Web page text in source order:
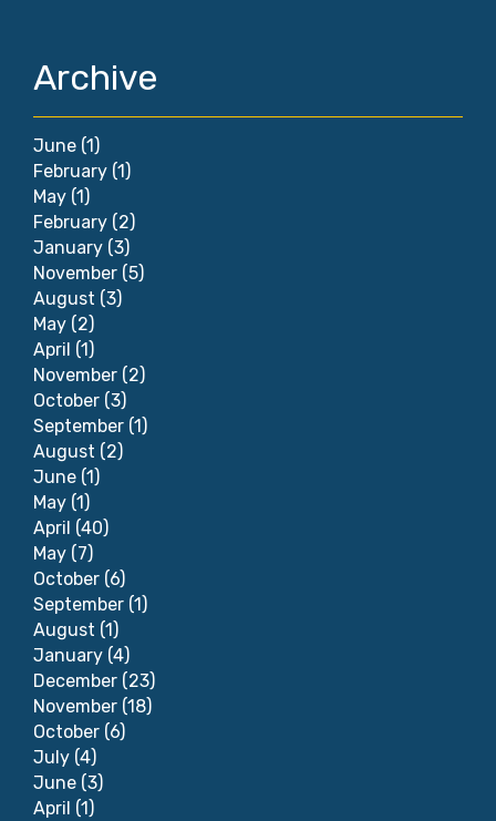
Archive
June (1)
February (1)
May (1)
February (2)
January (3)
November (5)
August (3)
May (2)
April (1)
November (2)
October (3)
September (1)
August (2)
June (1)
May (1)
April (40)
May (7)
October (6)
September (1)
August (1)
January (4)
December (23)
November (18)
October (6)
July (4)
June (3)
April (1)